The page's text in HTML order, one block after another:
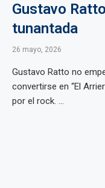
Gustavo
tunantada
26 mayo, 2026
Gustavo Ratto no
convertirse en “El
por el rock. ...